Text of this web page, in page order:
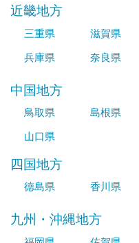
近畿地方
三重県 滋賀県
兵庫県
奈良県
中国地方
鳥取県 島根県
山口県
四国地方
徳島県 香川県
九州・沖縄地方